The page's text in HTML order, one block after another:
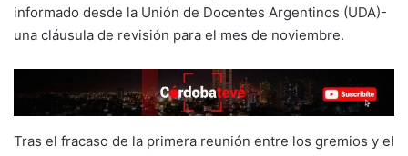
informado desde la Unión de Docentes Argentinos (UDA)-
una cláusula de revisión para el mes de noviembre.
Tras el fracaso de la primera reunión entre los gremios y el